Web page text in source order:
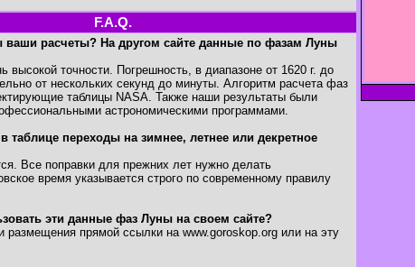
F.A.Q.
ваши расчеты? На другом сайте данные по фазам Луны
точности. Погрешность, в диапазоне от 1620 г. до
от нескольких секунд до минуты. Алгоритм расчета фаз
таблицы NASA. Также наши результаты были
астрономическими программами.
таблице переходы на зимнее, летнее или декретное
Все поправки для прежних лет нужно делать
время указывается строго по современному правилу
эти данные фаз Луны на своем сайте?
прямой ссылки на www.goroskop.org или на эту